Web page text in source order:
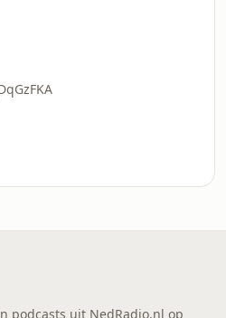
podcasts uit NedRadio.nl op